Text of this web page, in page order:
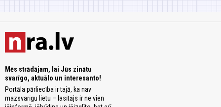
Mēs strādājam, lai Jūs zinātu
svarīgo, aktuālo un interesanto!
Portāla pārliecība ir tajā, ka nav
mazsvarīgu lietu – lasītājs ir ne vien